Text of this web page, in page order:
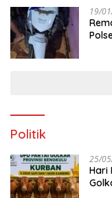
19/
Politik
25/
Hari